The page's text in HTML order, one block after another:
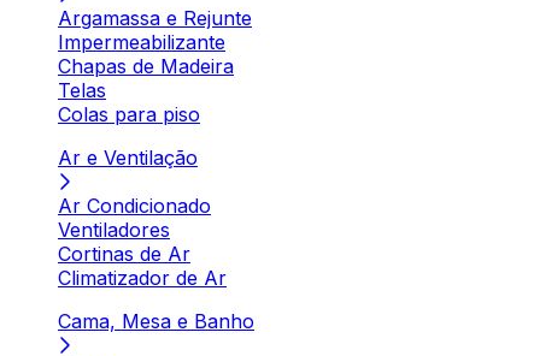
Argamassa e Rejunte
Impermeabilizante
Chapas de Madeira
Telas
Colas para piso
Ar e Ventilação
Ar Condicionado
Ventiladores
Cortinas de Ar
Climatizador de Ar
Cama, Mesa e Banho